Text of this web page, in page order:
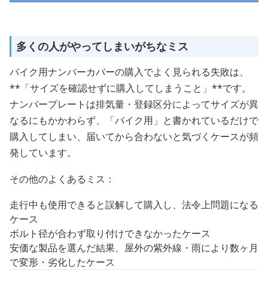
多くの人がやってしまいがちなミス
バイク用ナンバーカバーの購入でよく見られる失敗は、
**「サイズを確認せずに購入してしまうこと」**です。
ナンバープレートは排気量・登録区分によってサイズが異
なるにもかかわらず、「バイク用」と書かれているだけで
購入してしまい、届いてから合わないと気づくケースが頻
発しています。
その他のよくあるミス：
走行中も使用できると誤解して購入し、法令上問題になる
ケース
ボルト径が合わず取り付けできなかったケース
安価な製品を選んだ結果、屋外の紫外線・雨により数ヶ月
で変形・劣化したケース